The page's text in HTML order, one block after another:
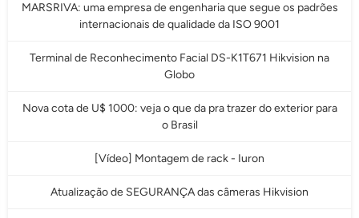
MARSRIVA: uma empresa de engenharia que segue os padrões
internacionais de qualidade da ISO 9001
Terminal de Reconhecimento Facial DS-K1T671 Hikvision na
Globo
Nova cota de U$ 1000: veja o que da pra trazer do exterior para
o Brasil
[Vídeo] Montagem de rack - Iuron
Atualização de SEGURANÇA das câmeras Hikvision